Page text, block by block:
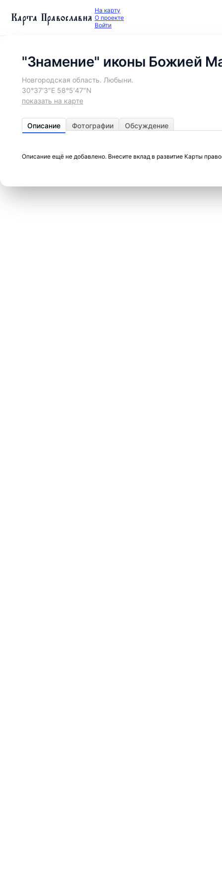
Карта Православия На карту
О проекте
Войти
"Знамение" иконы Божией
Новгородская область. Любыни.
30°37′3″E 58°5′47″N
показать на карте
Описание Фотографии Обсуждение
Описание ещё не добавлено. Внесите вклад в развитие Карты